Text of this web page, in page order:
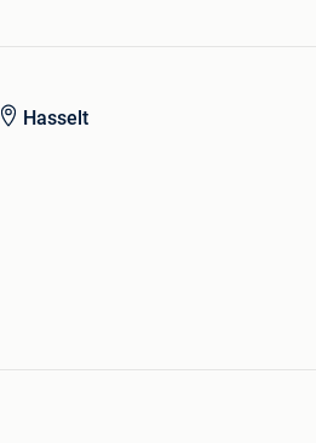
Aarzel zeker niet om onze website
advertenties te bekijken.
Hasselt